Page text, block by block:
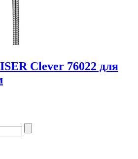
Clever 76022 для